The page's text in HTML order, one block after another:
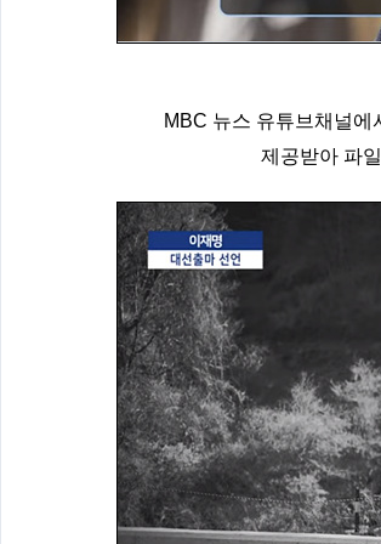
MBC 뉴스 유튜브채널
제공받아 파